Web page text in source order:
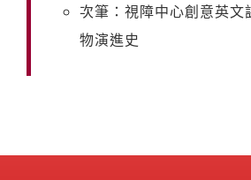
次筆：視障中心創意英文
物演進史